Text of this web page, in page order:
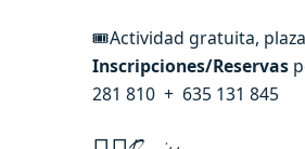
🎟Actividad gratuita,
Inscripciones/Reservas
281 810 + 635 131 845